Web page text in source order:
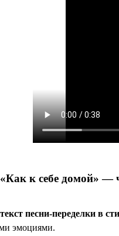
к себе домой» —
песни-переделки в
эмоциями.